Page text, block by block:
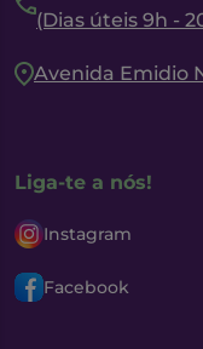
(Dias úteis 9h -
Avenida Emidio
Liga-te a nós!
Instagram
Facebook